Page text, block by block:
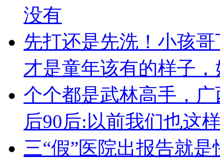
没有
先打还是先洗！小孩
才是童年该有的样子
个个都是武林高手，
后90后:以前我们也这
三“假”医院出报告就